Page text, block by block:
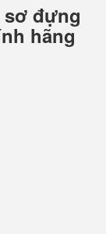
sơ đựng
hãng